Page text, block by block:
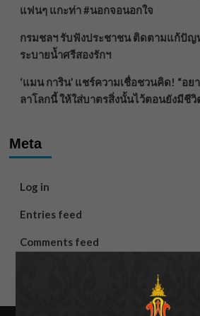
แฟนๆ แกะท่า #นอกจอนอกใจ
กรมชลฯ รับฟังประชาชน ติดตามแก้ปัญ
ระบายน้ำศรีสองรักฯ
‘แมน การิน’ แชร์ความเชื่อชวนคิด! “อย
ลาโลกนี้ ให้ใส่บาตรสิ่งนั้นไว้ตอนยังมีชีวิ
Meta
Log in
Entries feed
Comments feed